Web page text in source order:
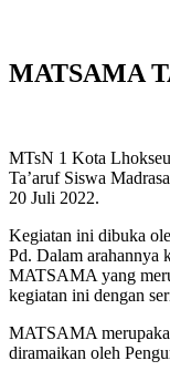
MATSAMA
MTsN 1 Kota
Ta’aruf Siswa
20 Juli 2022.
Kegiatan ini dibuka
Pd. Dalam arahannya
MATSAMA yang
kegiatan ini dengan
MATSAMA
diramaikan oleh